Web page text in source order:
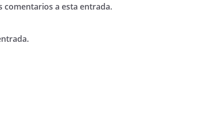
comentarios a esta entrada.